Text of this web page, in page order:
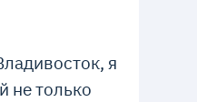
я
не только